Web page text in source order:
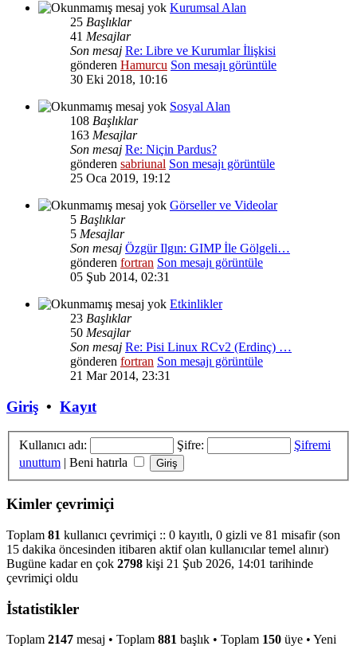
Kurumsal Alan
25 Başlıklar
41 Mesajlar
Son mesaj Re: Libre ve Kurumlar İlişkisi
gönderen Hamurcu Son mesajı görüntüle
30 Eki 2018, 10:16
Sosyal Alan
108 Başlıklar
163 Mesajlar
Son mesaj Re: Niçin Pardus?
gönderen sabriunal Son mesajı görüntüle
25 Oca 2019, 19:12
Görseller ve Videolar
5 Başlıklar
5 Mesajlar
Son mesaj Özgür Ilgın: GIMP İle Gölgeli…
gönderen fortran Son mesajı görüntüle
05 Şub 2014, 02:31
Etkinlikler
23 Başlıklar
50 Mesajlar
Son mesaj Re: Pisi Linux RCv2 (Erdinç) …
gönderen fortran Son mesajı görüntüle
21 Mar 2014, 23:31
Giriş • Kayıt
Kullanıcı adı: Şifre:
Şifremi
unuttum | Beni hatırla
Kimler çevrimiçi
Toplam 81 kullanıcı çevrimiçi :: 0 kayıtlı, 0 gizli ve 81 misafir (son
15 dakika öncesinden itibaren aktif olan kullanıcılar temel alınır)
Bugüne kadar en çok 2798 kişi 21 Şub 2026, 14:01 tarihinde
çevrimiçi oldu
İstatistikler
Toplam 2147 mesaj • Toplam 881 başlık • Toplam 150 üye • Yeni